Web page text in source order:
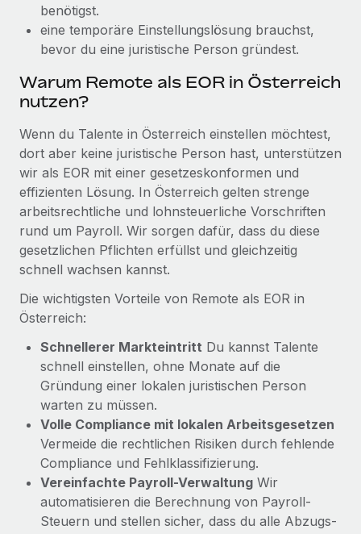
Phiture ist der unumstrittene Marktführer im Bereich der
Wachstumsberatung für mobile Apps. Das...
benötigst.
eine temporäre Einstellungs­lösung brauchst,
bevor du eine juristische Person gründest.
Warum Remote als EOR in Österreich
nutzen?
Wenn du Talente in Österreich einstellen möchtest,
dort aber keine juristische Person hast, unterstützen
wir als EOR mit einer gesetzeskonformen und
effizienten Lösung. In Österreich gelten strenge
arbeitsrechtliche und lohnsteuerliche Vorschriften
rund um Payroll. Wir sorgen dafür, dass du diese
gesetzlichen Pflichten erfüllst und gleichzeitig
schnell wachsen kannst.
Die wichtigsten Vorteile von Remote als EOR in
Österreich:
Schnellerer Markteintritt Du kannst Talente
schnell einstellen, ohne Monate auf die
Gründung einer lokalen juristischen Person
warten zu müssen.
Volle Compliance mit lokalen Arbeitsgesetzen
Vermeide die rechtlichen Risiken durch fehlende
Compliance und Fehlklassifizierung.
Vereinfachte Payroll-Verwaltung Wir
automatisieren die Berechnung von Payroll-
Steuern und stellen sicher, dass du alle Abzugs-